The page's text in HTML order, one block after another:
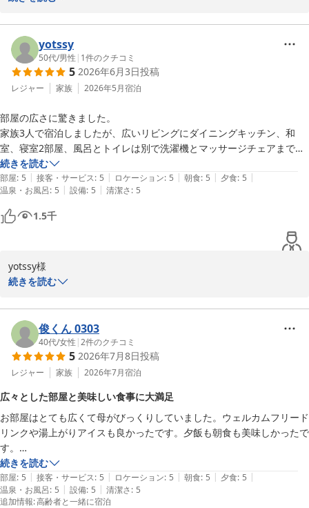
いました。
大切な愛犬とのご旅行に当館をお選びいただき、お部屋でゆったり
とした時間をお過ごしいただけたご様子を伺い、大変嬉しく拝読い
たしました。また、温泉でも日頃のお疲れを癒していただけたよう
一方で、お食事につきましてはご期待に添う内容をご提供できず、
残念なお気持ちにさせてしまいましたこと、申し訳ございませんで
した。いただいたご感想は真摯に受け止め、よりご満足いただける
お食事をご提供できるよう、今後の改善に活かしてまいります。
そのような中でも、「ゆっくりできた」とのお言葉をいただけまし
たことは、私どもにとりまして大きな励みでございます。これから
も愛犬とのご旅行がより思い出深いものとなるよう、快適な空間づ
お客様のまたのお越しを、スタッフ一同心よりお待ち申し上げてお
ウェルネスの森伊東
スタッフ一同
ウェルネスの森 伊東（共立リゾート）
yotssy
50代/男性 | 1件のクチコミ
5 2026年6月3日投稿
レジャー 家族 2026年5月宿泊
部屋の広さに驚きました。
家族3人で宿泊しましたが、広いリビングにダイニングキッチン、和
室、寝室2部屋、風呂とトイレは別で洗濯機とマッサージチェアまであ
りました。
敷き布団も何セットかあったので10人くらいでも泊まれる感じでし
た。
夕食バイキングはステーキ、天ぷら、お刺身は大変美味しかったです。
ただしタラバガニの足は残念な感じでした。唐揚げ、ピザ、フライドポ
温泉も効能など表示されていましたし、ゆっくりくつろげる温泉でし
た。
また来年あたり行きたいなと考えています。
続きを読む
部屋: 5 | 接客・サービス: 5 | ロケーション: 5 | 朝食: 5 | 夕食: 5 |
温泉・お風呂: 5 | 設備: 5 | 清潔さ: 5
1.5千
yotssy様
ざいました。
お部屋の広さや温泉、夕食のステーキや天ぷら・お刺身をお楽しみ
いただけたとのことで幸いでございます。
一方でカニの足や一部のお料理が冷凍のように感じられた点につき
ましては、ご期待に沿えず申し訳ございません。
参考とさせていただきます。
またのご来館をスタッフ一同心よりお待ちしております。
ウェルネスの森伊東スタッフ一同
ウェルネスの森 伊東（共立リゾート）
2026-06-08
続きを読む
俊くん 0303
40代/女性 |2件のクチコミ
5 2026年7月8日投稿
レジャー 家族 2026年7月宿泊
広々とした部屋と美味しい食事に大満足
お部屋はとても広くて母がびっくりしていました。ウェルカムフリード
リンクや湯上がりアイスも良かったです。夕飯も朝食も美味しかったで
す。
また行きたいです^_^
続きを読む
部屋: 5 | 接客・サービス: 5 | ロケーション: 5 | 朝食: 5 | 夕食: 5 |
温泉・お風呂: 5 | 設備: 5 | 清潔さ: 5
追加情報:高齢者と一緒に宿泊